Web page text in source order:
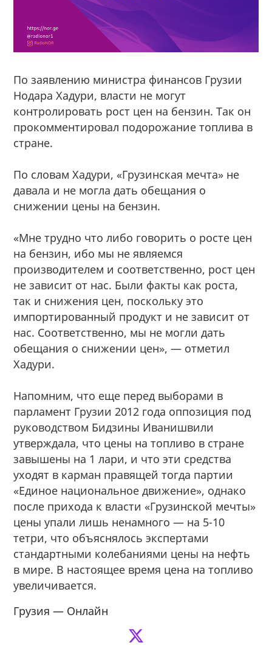
По заявлению министра финансов Грузии
Нодара Хадури, власти не могут
контролировать рост цен на бензин. Так он
прокомментировал подорожание топлива в
стране.
По словам Хадури, «Грузинская мечта» не
давала и не могла дать обещания о
снижении цены на бензин.
«Мне трудно что либо говорить о росте цен
на бензин, ибо мы не являемся
производителем и соответственно, рост цен
не зависит от нас. Были факты как роста,
так и снижения цен, поскольку это
импортированный продукт и не зависит от
нас. Соответственно, мы не могли дать
обещания о снижении цен», — отметил
Хадури.
Напомним, что еще перед выборами в
парламент Грузии 2012 года оппозиция под
руководством Бидзины Иванишвили
утверждала, что цены на топливо в стране
завышены на 1 лари, и что эти средства
уходят в карман правящей тогда партии
«Единое национальное движение», однако
после прихода к власти «Грузинской мечты»
цены упали лишь ненамного — на 5-10
тетри, что объяснялось экспертами
стандартными колебаниями цены на нефть
в мире. В настоящее время цена на топливо
увеличивается.
Грузия — Онлайн